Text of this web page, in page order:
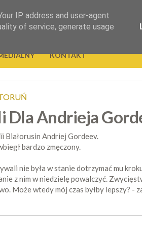
KONTAKT
Dla Andrieja
Białorusin Andriej Gordeev.
bardzo zmęczony.
nie była w stanie dotrzymać mu
z nim w niedzielę powalczyć.
Może wtedy mój czas byłby lepszy? -
IP address and user-agent
of service, generate usage